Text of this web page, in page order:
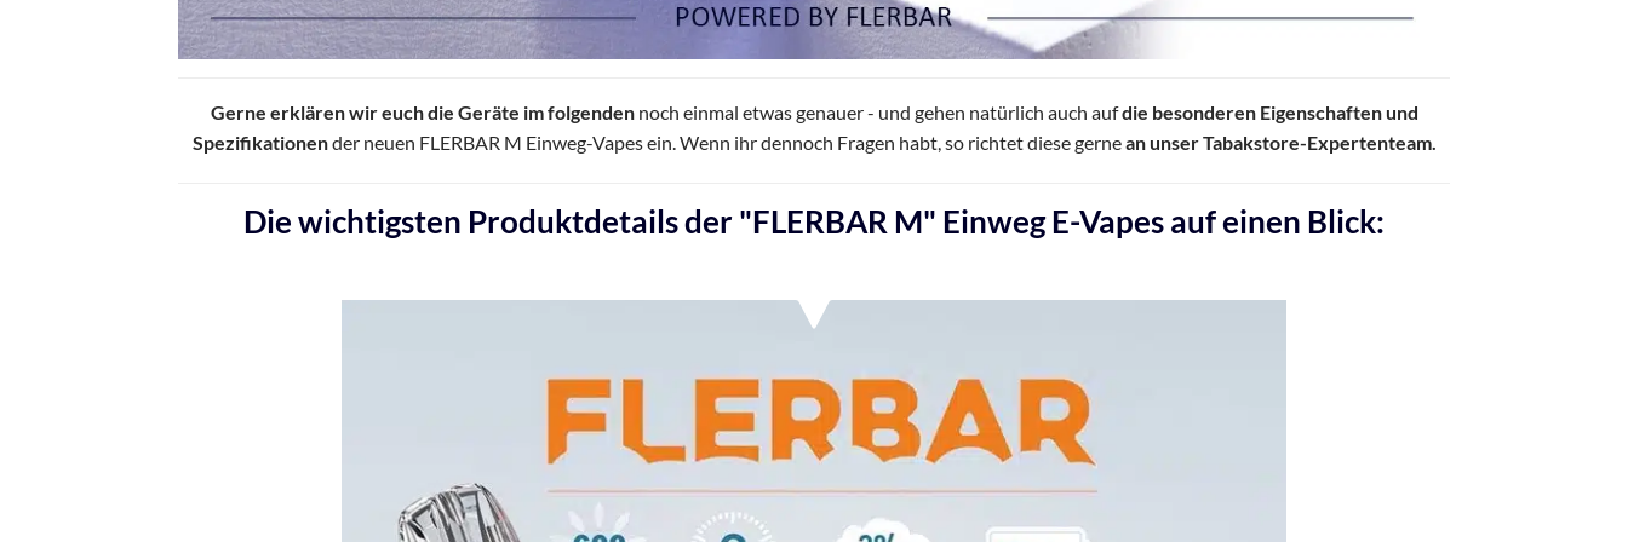
Gerne erklären wir euch die Geräte im folgendennoch einmal etwas genauer - und gehen natürlich auch aufdie besonderen Eigenschaften und
Spezifikationender neuen FLERBAR M Einweg-Vapes ein. Wenn ihr dennoch Fragen habt, so richtet diese gernean unser Tabakstore-Expertenteam.
Die wichtigsten Produktdetails der "FLERBAR M" Einweg E-Vapes auf einen Blick: